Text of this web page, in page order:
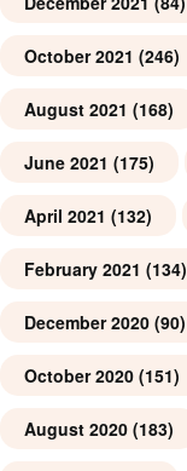
October 2021 (246)
August 2021 (168)
June 2021 (175)
April 2021 (132)
February 2021 (134)
December 2020 (90)
October 2020 (151)
August 2020 (183)